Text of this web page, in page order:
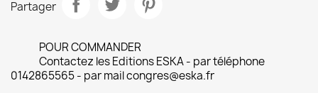
Partager
POUR COMMANDER
Contactez les Editions ESKA - par téléphone
0142865565 - par mail congres@eska.fr